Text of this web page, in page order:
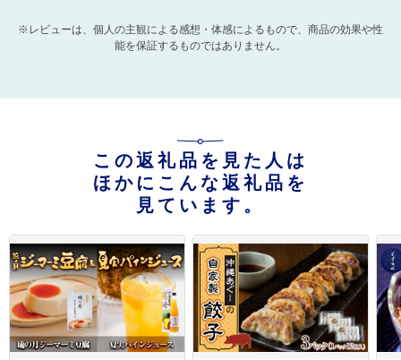
※レビューは、個人の主観による感想・体感によるもので、商品の効果や性
能を保証するものではありません。
この返礼品を見た人は
ほかにこんな返礼品を
見ています。